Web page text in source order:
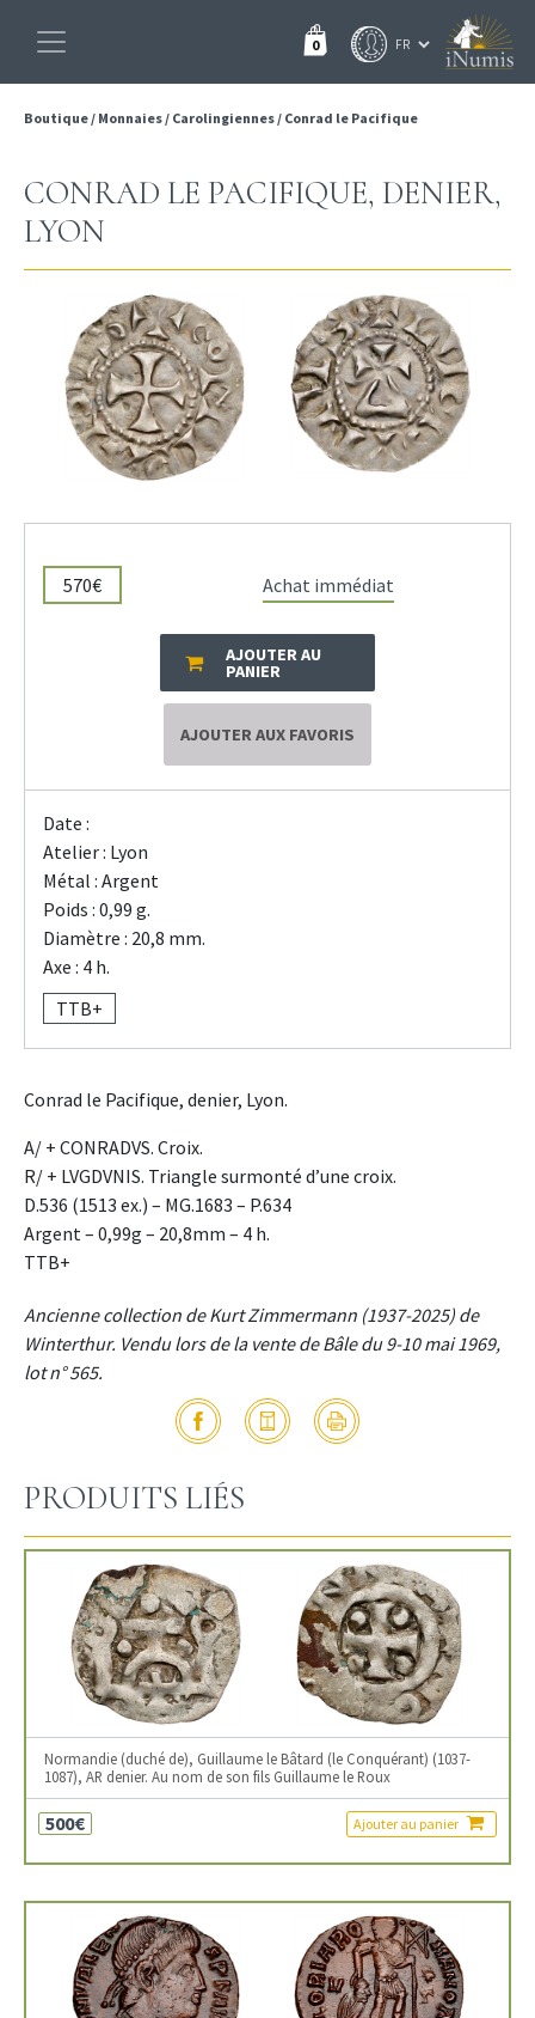
0
Boutique/ Monnaies/ Carolingiennes/ Conrad le Pacifique
CONRAD LE PACIFIQUE, DENIER,
LYON
570€ Achat immédiat
AJOUTER AU
PANIER
AJOUTER AUX FAVORIS
Date :
Atelier : Lyon
Métal : Argent
Poids : 0,99 g.
Diamètre : 20,8 mm.
Axe : 4 h.
TTB+
Conrad le Pacifique, denier, Lyon.
A/ + CONRADVS. Croix.
R/ + LVGDVNIS. Triangle surmonté d’une croix.
D.536 (1513 ex.) – MG.1683 – P.634
Argent – 0,99g – 20,8mm – 4 h.
TTB+
Ancienne collection de Kurt Zimmermann (1937-2025) de
Winterthur. Vendu lors de la vente de Bâle du 9-10 mai 1969,
lot n° 565.
PRODUITS LIÉS
Normandie (duché de), Guillaume le Bâtard (le Conquérant) (1037-
1087), AR denier. Au nom de son fils Guillaume le Roux
500€ Ajouter au panier